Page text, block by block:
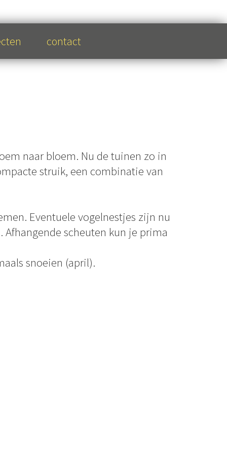
contact
naar bloem. Nu de tuinen zo in
struik, een combinatie van
Eventuele vogelnestjes zijn nu
scheuten kun je prima
snoeien (april).